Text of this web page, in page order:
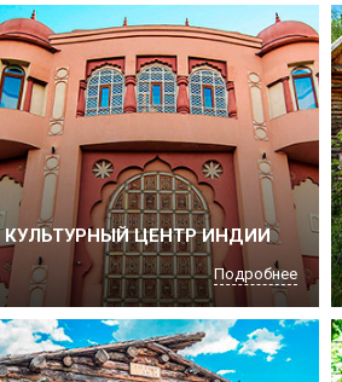
КУЛЬТУРНЫЙ ЦЕНТР ИНДИИ
Подробнее